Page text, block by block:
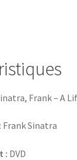
Frank – A
Frank Sinatra
: DVD